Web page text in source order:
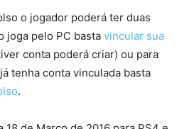
o jogador poderá ter duas
joga pelo PC basta vincular sua
conta poderá criar) ou para
tenha conta vinculada basta
.